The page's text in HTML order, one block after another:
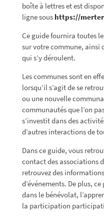
boîte à lettres et est
ligne sous https://
Ce guide fournira toutes
sur votre commune, ainsi
qui s’y déroulent.
Les communes sont en
lorsqu’il s’agit de se
ou une nouvelle
communautés que l’on
s’investit dans des
d’autres interactions de
Dans ce guide, vous
contact des associations
retrouvez des
d’événements. De plus,
dans le bénévolat,
la participation